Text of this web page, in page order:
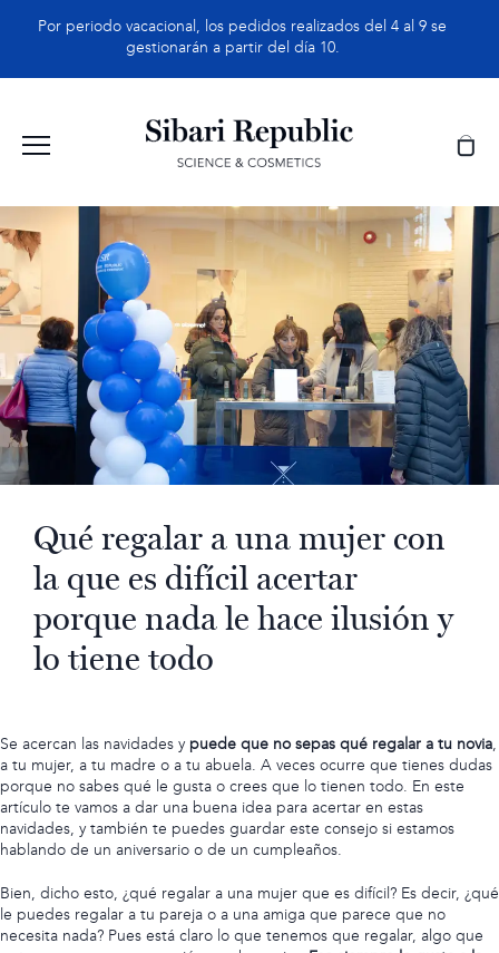
Por periodo vacacional, los pedidos realizados del 4 al 9 se
gestionarán a partir del día 10.
Qué regalar a una mujer con
la que es difícil acertar
porque nada le hace ilusión y
lo tiene todo
Se acercan las navidades y puede que no sepas qué regalar a tu novia,
a tu mujer, a tu madre o a tu abuela. A veces ocurre que tienes dudas
porque no sabes qué le gusta o crees que lo tienen todo. En este
artículo te vamos a dar una buena idea para acertar en estas
navidades, y también te puedes guardar este consejo si estamos
hablando de un aniversario o de un cumpleaños.
Bien, dicho esto, ¿qué regalar a una mujer que es difícil? Es decir, ¿qué
le puedes regalar a tu parejao a una amiga que parece que no
necesita nada? Pues está claro lo que tenemos que regalar, algo que